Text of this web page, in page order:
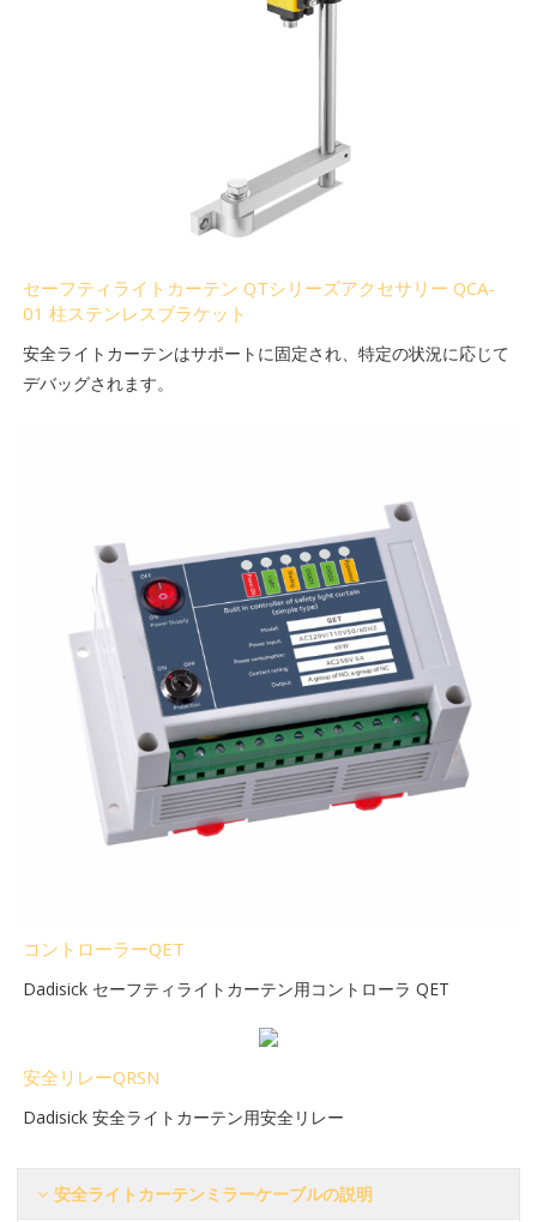
セーフティライトカーテン QTシリーズアクセサリー QCA-
01 柱ステンレスブラケット
安全ライトカーテンはサポートに固定され、特定の状況に応じて
デバッグされます。
コントローラーQET
Dadisick セーフティライトカーテン用コントローラ QET
安全リレーQRSN
Dadisick 安全ライトカーテン用安全リレー
安全ライトカーテンミラーケーブルの説明